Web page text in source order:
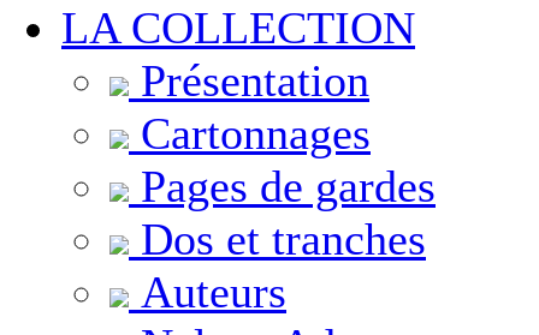
LA COLLECTION
Présentation
Cartonnages
Pages de gardes
Dos et tranches
Auteurs